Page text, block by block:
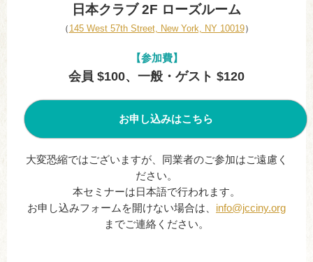
日本クラブ 2F ローズルーム
（ 145 West 57th Street, New York, NY 10019）
【参加費】
会員 $100、一般・ゲスト $120
お申し込みはこちら
大変恐縮ではございますが、同業者のご参加はご遠慮く
ださい。
本セミナーは日本語で行われます。
お申し込みフォームを開けない場合は、 info@jcciny.org
までご連絡ください。